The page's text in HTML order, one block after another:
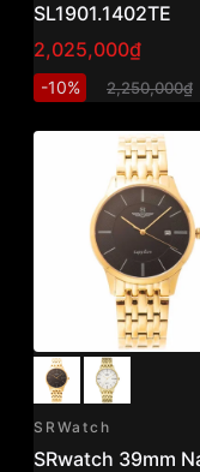
SL1901.1402TE
2,025,000₫
-10% 2,250,000₫
SRWatch
SRwatch 39mm